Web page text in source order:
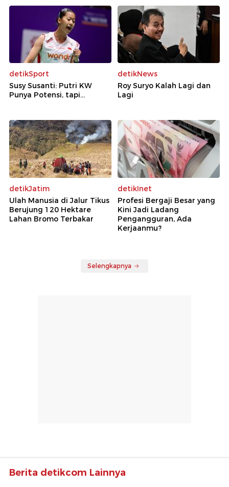
detikSport
Susy Susanti: Putri KW
Punya Potensi, tapi...
detikNews
Roy Suryo Kalah Lagi dan
Lagi
detikJatim
Ulah Manusia di Jalur Tikus
Berujung 120 Hektare
Lahan Bromo Terbakar
detikInet
Profesi Bergaji Besar yang
Kini Jadi Ladang
Pengangguran, Ada
Kerjaanmu?
Selengkapnya
Berita detikcom Lainnya